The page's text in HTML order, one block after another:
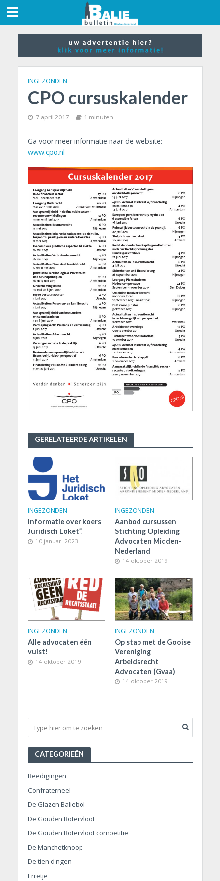
INGEZONDEN
CPO cursuskalender
7 april 2017 1 minuten
Ga voor meer informatie naar de website:
www.cpo.nl
GERELATEERDE ARTIKELEN
INGEZONDEN
Informatie over koers
Juridisch Loket”.
10 januari 2023
INGEZONDEN
Aanbod cursussen
Stichting Opleiding
Advocaten Midden-
Nederland
14 oktober 2019
INGEZONDEN
Alle advocaten één
vuist!
14 oktober 2019
INGEZONDEN
Op stap met de Gooise
Vereniging
Arbeidsrecht
Advocaten (Gvaa)
14 oktober 2019
CATEGORIEËN
Beëdigingen
Confraterneel
De Glazen Baliebol
De Gouden Botervloot
De Gouden Botervloot competitie
De Manchetknoop
De tien dingen
Erretje